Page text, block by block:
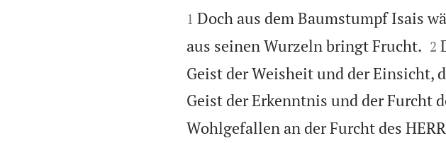


1 Doch aus dem Baumstumpf Isais
aus seinen Wurzeln bringt Frucht.
2
Geist der Weisheit und der Einsicht,
Geist der Erkenntnis und der Furcht
Wohlgefallen an der Furcht des